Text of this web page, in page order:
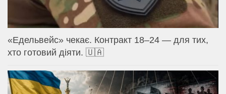
«Едельвейс» чекає. Контракт 18–24 — для тих,
хто готовий діяти. 🇺🇦